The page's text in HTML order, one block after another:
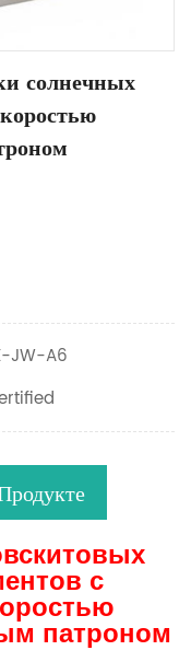
солнечных
JW-A6
с
патроном